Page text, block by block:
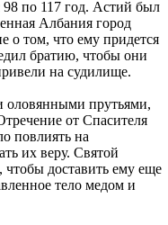
98 по 117 год. Астий был
Албания город
о том, что ему придется
братию, чтобы они
на судилище.
оловянными прутьями,
от Спасителя
повлиять на
их веру. Святой
доставить ему еще
тело медом и